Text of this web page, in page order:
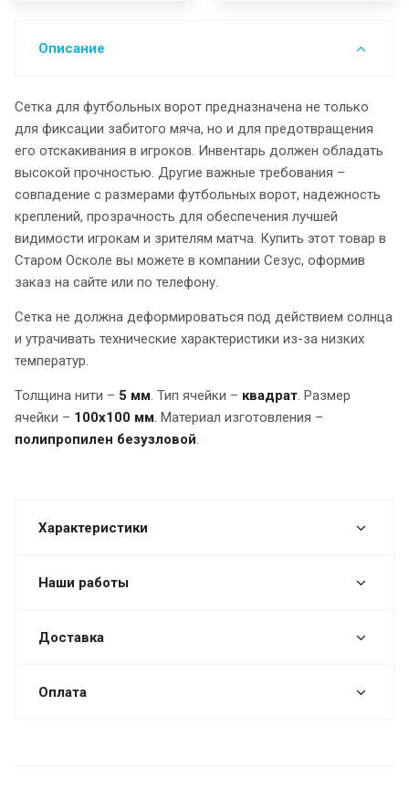
Описание
Сетка для футбольных ворот предназначена не только
для фиксации забитого мяча, но и для предотвращения
его отскакивания в игроков. Инвентарь должен обладать
высокой прочностью. Другие важные требования –
совпадение с размерами футбольных ворот, надежность
креплений, прозрачность для обеспечения лучшей
видимости игрокам и зрителям матча. Купить этот товар в
Старом Осколе вы можете в компании Сезус, оформив
заказ на сайте или по телефону.
Сетка не должна деформироваться под действием солнца
и утрачивать технические характеристики из-за низких
температур.
Толщина нити – 5 мм. Тип ячейки – квадрат. Размер
ячейки – 100х100 мм. Материал изготовления –
полипропилен безузловой.
Характеристики
Наши работы
Доставка
Оплата